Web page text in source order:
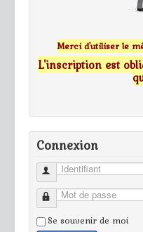
Merci d'utiliser le
L'inscription est
Connexion
Identifiant
Mot de passe
Se souvenir de moi